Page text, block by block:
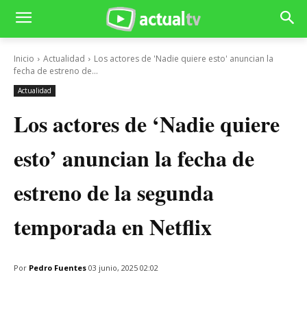
Inicio Actualidad
Los actores de 'Nadie quiere esto' anuncian la
fecha de estreno de...
Actualidad
Los actores de ‘Nadie quiere
esto’ anuncian la fecha de
estreno de la segunda
temporada en Netflix
Por Pedro Fuentes 03 junio, 2025 02:02